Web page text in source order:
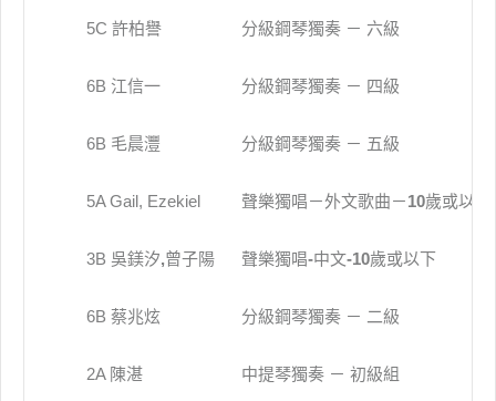
5C 許柏譽 分級鋼琴獨奏 － 六級
6B 江信一 分級鋼琴獨奏 － 四級
6B 毛晨灃 分級鋼琴獨奏 － 五級
5A Gail, Ezekiel 聲樂獨唱－外文歌曲－10歲或以下
3B 吳鎂汐,曾子陽 聲樂獨唱-中文-10歲或以下
6B 蔡兆炫 分級鋼琴獨奏 － 二級
2A 陳湛 中提琴獨奏 － 初級組